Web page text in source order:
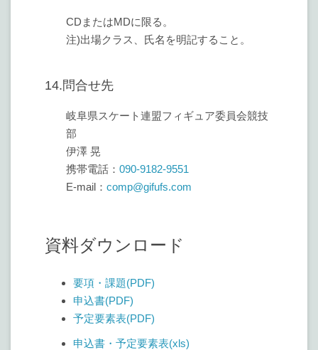
CDまたはMDに限る。
注)出場クラス、氏名を明記すること。
14.問合せ先
岐阜県スケート連盟フィギュア委員会競技
部
伊澤 晃
携帯電話： 090-9182-9551
E-mail： comp@gifufs.com
資料ダウンロード
要項・課題(PDF)
申込書(PDF)
予定要素表(PDF)
申込書・予定要素表(xls)